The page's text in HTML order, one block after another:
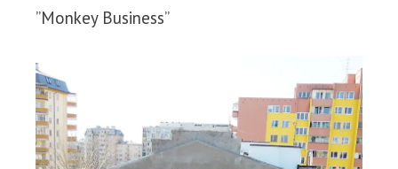
”Monkey Business”